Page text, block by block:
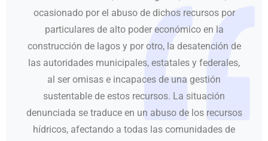
ocasionado por el abuso de dichos recursos por
particulares de alto poder económico en la
construcción de lagos y por otro, la desatención de
las autoridades municipales, estatales y federales,
al ser omisas e incapaces de una gestión
sustentable de estos recursos. La situación
denunciada se traduce en un abuso de los recursos
hídricos, afectando a todas las comunidades de